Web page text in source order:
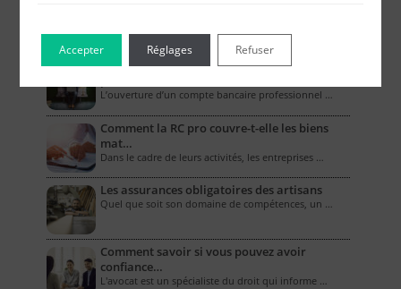
Combien coûte un compte bancaire
L’ouverture d’un compte bancaire professionnel …
Comment la RC pro couvre-t-elle les biens
mat…
Dans le cadre de leurs activités, les entreprises …
Les assurances obligatoires des artisans
Quel que soit son domaine de compétences, un …
Comment savoir si vous pouvez avoir
confiance…
L'avocat est un spécialiste du droit qui informe …
Accepter Refuser
Réglages